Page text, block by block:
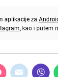
aplikacije za
, kao i putem